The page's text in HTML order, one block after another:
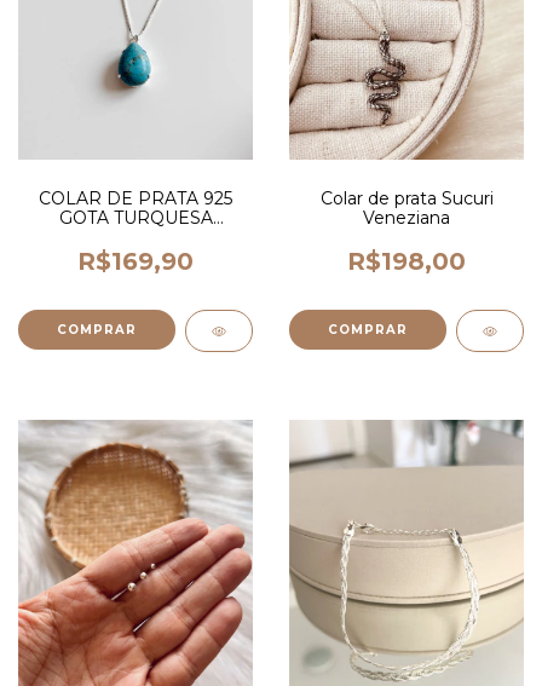
COLAR DE PRATA 925
GOTA TURQUESA
R$169,90
Colar de prata Sucuri
Veneziana
R$198,00